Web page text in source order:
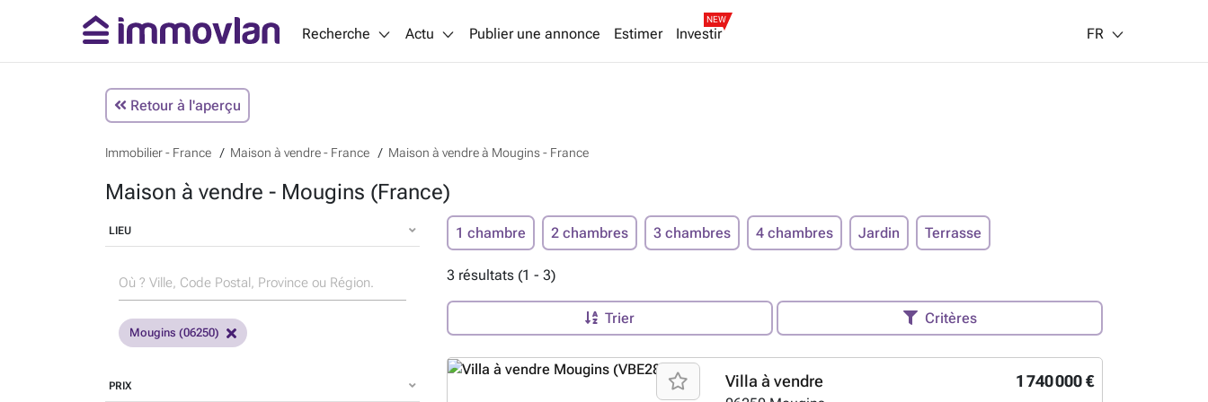
Recherche Actu Publier une annonce Estimer Investir
NEW
FR
Retour à l'aperçu
Immobilier - France Maison à vendre - France Maison à vendre à Mougins - France
Maison à vendre - Mougins (France)
LIEU
Mougins (06250)
PRIX
1 chambre 2 chambres 3 chambres 4 chambres Jardin Terrasse
3 résultats (1 - 3)
Trier Critères
1 740 000 €
Villa à vendre